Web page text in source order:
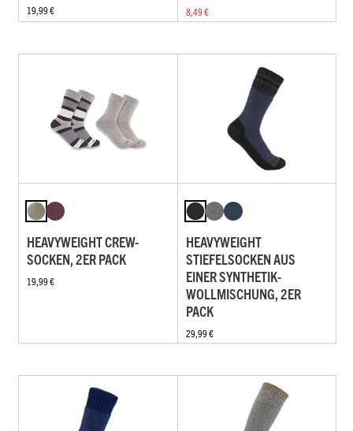
19,99 €
8,49 €
HEAVYWEIGHT CREW-
SOCKEN, 2ER PACK
19,99 €
HEAVYWEIGHT
STIEFELSOCKEN AUS
EINER SYNTHETIK-
WOLLMISCHUNG, 2ER
PACK
29,99 €